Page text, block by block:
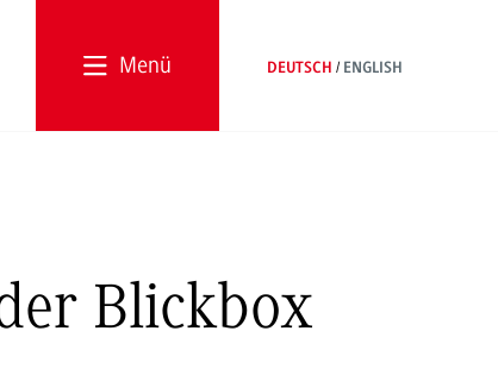
Menü DEUTSCH ENGLISH
Blickbox